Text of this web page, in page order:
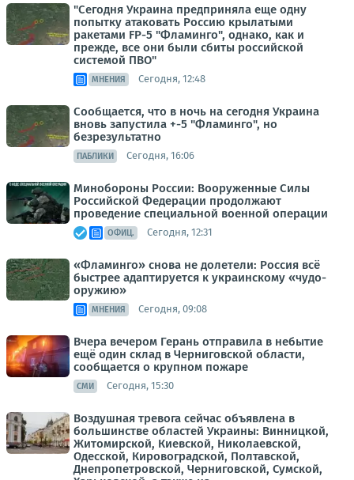
"Сегодня Украина предприняла еще одну
попытку атаковать Россию крылатыми
ракетами FP-5 "Фламинго", однако, как и
прежде, все они были сбиты российской
системой ПВО"
МНЕНИЯ Сегодня, 12:48
Сообщается, что в ночь на сегодня Украина
вновь запустила +-5 "Фламинго", но
безрезультатно
ПАБЛИКИ Сегодня, 16:06
Минобороны России: Вооруженные Силы
Российской Федерации продолжают
проведение специальной военной операции
ОФИЦ. Сегодня, 12:31
«Фламинго» снова не долетели: Россия всё
быстрее адаптируется к украинскому «чудо-
оружию»
МНЕНИЯ Сегодня, 09:08
Вчера вечером Герань отправила в небытие
ещё один склад в Черниговской области,
сообщается о крупном пожаре
СМИ Сегодня, 15:30
Воздушная тревога сейчас объявлена в
большинстве областей Украины: Винницкой,
Житомирской, Киевской, Николаевской,
Одесской, Кировоградской, Полтавской,
Днепропетровской, Черниговской, Сумской,